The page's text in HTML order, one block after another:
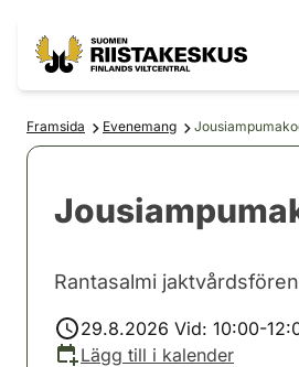
Framsida Evenemang
Rantasalmi
29.8.2026 Vid: 10:00-
Lägg till i kalender